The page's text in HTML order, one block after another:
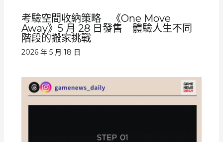
考驗空間收納策略 《One Move
Away》5 月 28 日發售 體驗人生不同
階段的搬家挑戰
2026 年 5 月 18 日